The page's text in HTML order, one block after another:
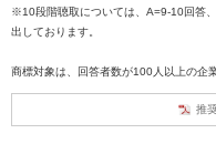
※10段階聴取については、A=9-10回答
出しております。
商標対象は、回答者数が100人以上の企
推